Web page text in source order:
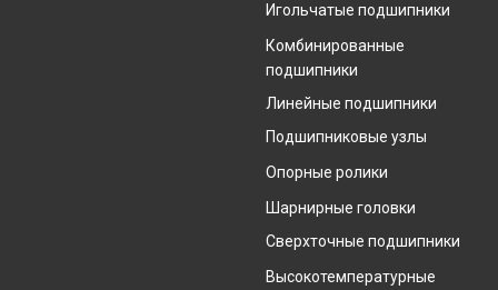
Игольчатые подшипники
Комбинированные
подшипники
Линейные подшипники
Подшипниковые узлы
Опорные ролики
Шарнирные головки
Сверхточные подшипники
Высокотемпературные